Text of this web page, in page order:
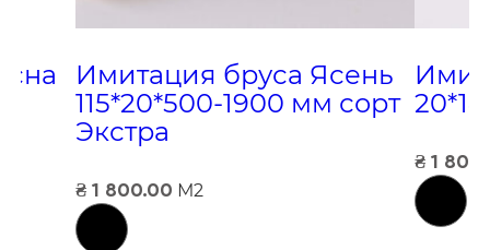
Имитация бруса Ясень
115*20*500-1900 мм сорт
Экстра
₴ 1 800.00 М2
₴ 1